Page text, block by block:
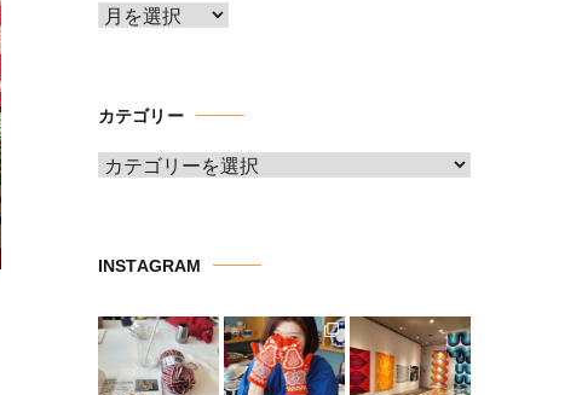
ア
ブ
カテゴリー
カ
ー
INSTAGRAM